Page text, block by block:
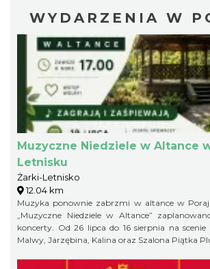
WYDARZENIA W
Muzyczne Niedziele w Altance
Letnisku
Żarki-Letnisko
12.04 km
Muzyka ponownie zabrzmi w altance w
„Muzyczne Niedziele w Altance”
koncerty. Od 26 lipca do 16 sierpnia na scenie
Malwy, Jarzębina, Kalina oraz Szalona Piątka